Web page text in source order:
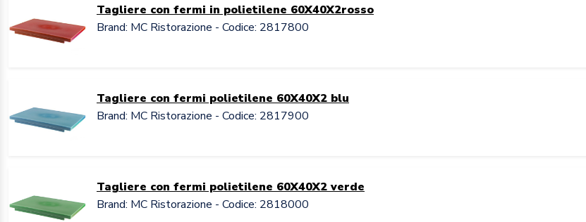
Tagliere con fermi in polietilene 60X40X2rosso
Brand: MC Ristorazione - Codice: 2817800
Tagliere con fermi polietilene 60X40X2 blu
Brand: MC Ristorazione - Codice: 2817900
Tagliere con fermi polietilene 60X40X2 verde
Brand: MC Ristorazione - Codice: 2818000